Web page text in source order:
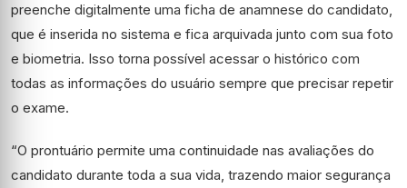
preenche digitalmente uma ficha de anamnese do candidato,
que é inserida no sistema e fica arquivada junto com sua foto
e biometria. Isso torna possível acessar o histórico com
todas as informações do usuário sempre que precisar repetir
o exame.
“O prontuário permite uma continuidade nas avaliações do
candidato durante toda a sua vida, trazendo maior segurança